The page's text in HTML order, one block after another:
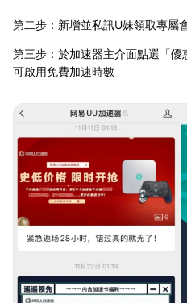
第二步：新增並私訊U妹領取專屬
第三步：於加速器主介面點選「
可啟用免費加速時數